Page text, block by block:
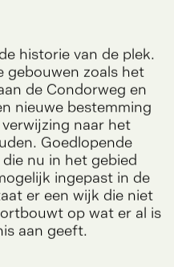
historie van de plek.
gebouwen zoals het
de Condorweg en
nieuwe bestemming
naar het
Goedlopende
nu in het gebied
ingepast in de
er een wijk die niet
op wat er al is
aan geeft.